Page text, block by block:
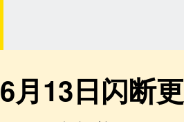
6月13日闪断